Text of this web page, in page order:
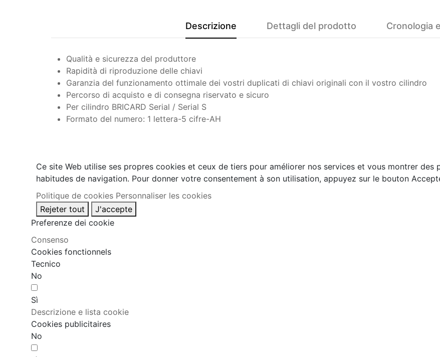
Descrizione Dettagli del prodotto Cronologia
Qualità e sicurezza del produttore
Rapidità di riproduzione delle chiavi
Garanzia del funzionamento ottimale dei vostri duplicati di chiavi originali con il vostro cilindro
Percorso di acquisto e di consegna riservato e sicuro
Per cilindro BRICARD Serial / Serial S
Formato del numero: 1 lettera-5 cifre-AH
Ce site Web utilise ses propres cookies et ceux de tiers pour améliorer nos services et vous montrer des
habitudes de navigation. Pour donner votre consentement à son utilisation, appuyez sur le bouton
Politique de cookies Personnaliser les cookies
Rejeter tout
J'accepte
Preferenze dei cookie
Consenso
Cookies fonctionnels
Tecnico
No
Sì
Descrizione e lista cookie
Cookies publicitaires
No